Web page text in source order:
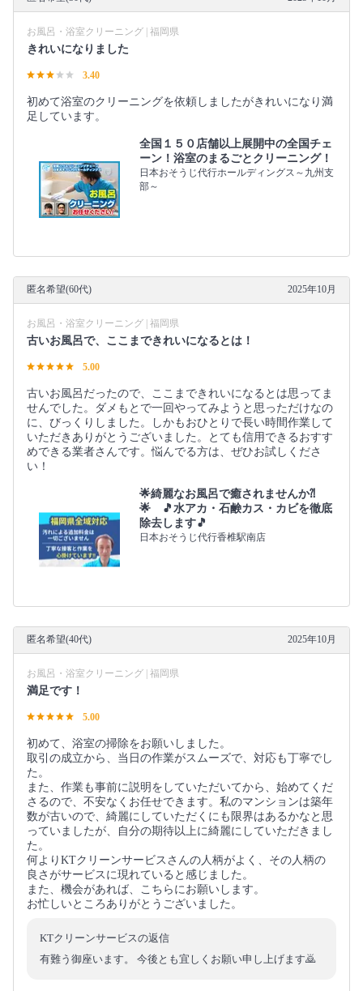
お風呂・浴室クリーニング | 福岡県
きれいになりました
3.40
初めて浴室のクリーニングを依頼しましたがきれいになり満
足しています。
全国１５０店舗以上展開中の全国チェ
ーン！浴室のまるごとクリーニング！
日本おそうじ代行ホールディングス～九州支
部～
匿名希望(60代) 2025年10月
お風呂・浴室クリーニング | 福岡県
古いお風呂で、ここまできれいになるとは！
5.00
古いお風呂だったので、ここまできれいになるとは思ってま
せんでした。ダメもとで一回やってみようと思っただけなの
に、びっくりしました。しかもおひとりで長い時間作業して
いただきありがとうございました。とても信用できるおすす
めできる業者さんです。悩んでる方は、ぜひお試しくださ
い！
🌟綺麗なお風呂で癒されませんか⁈
🌟 🎵水アカ・石鹸カス・カビを徹底
除去します🎵
日本おそうじ代行香椎駅南店
匿名希望(40代) 2025年10月
お風呂・浴室クリーニング | 福岡県
満足です！
5.00
初めて、浴室の掃除をお願いしました。
取引の成立から、当日の作業がスムーズで、対応も丁寧でし
た。
また、作業も事前に説明をしていただいてから、始めてくだ
さるので、不安なくお任せできます。私のマンションは築年
数が古いので、綺麗にしていただくにも限界はあるかなと思
っていましたが、自分の期待以上に綺麗にしていただきまし
た。
何よりKTクリーンサービスさんの人柄がよく、その人柄の
良さがサービスに現れていると感じました。
また、機会があれば、こちらにお願いします。
お忙しいところありがとうございました。
KTクリーンサービスの返信
有難う御座います。 今後とも宜しくお願い申し上げます🙇